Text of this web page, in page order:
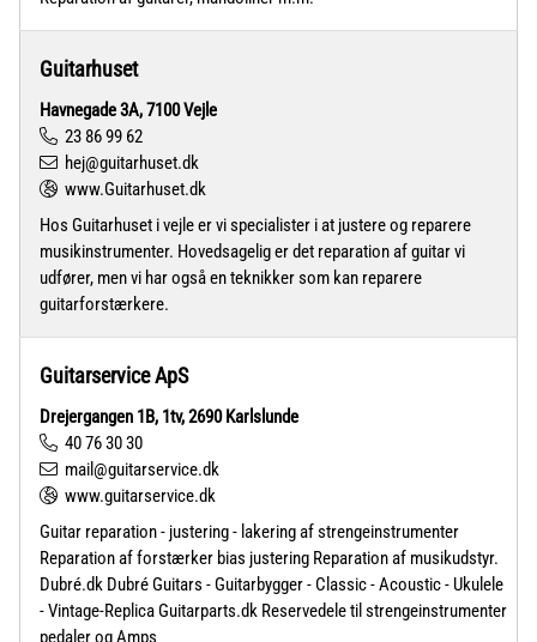
Guitarhuset
Havnegade 3A, 7100 Vejle
23 86 99 62
hej@guitarhuset.dk
www.Guitarhuset.dk
Hos Guitarhuset i vejle er vi specialister i at justere og reparere
musikinstrumenter. Hovedsagelig er det reparation af guitar vi
udfører, men vi har også en teknikker som kan reparere
guitarforstærkere.
Guitarservice ApS
Drejergangen 1B, 1tv, 2690 Karlslunde
40 76 30 30
mail@guitarservice.dk
www.guitarservice.dk
Guitar reparation - justering - lakering af strengeinstrumenter
Reparation af forstærker bias justering Reparation af musikudstyr.
Dubré.dk Dubré Guitars - Guitarbygger - Classic - Acoustic - Ukulele
- Vintage-Replica Guitarparts.dk Reservedele til strengeinstrumenter